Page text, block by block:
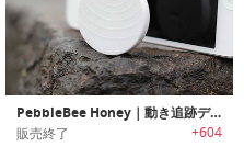
PebbleBee Honey｜動き追跡デバイスタグ
販売終了 +604